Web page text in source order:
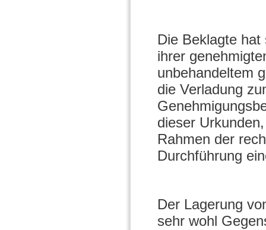
Die Beklagte
ihrer
unbehandeltem
die Verladung
dieser
Rahmen der
Durchführung
Der Lagerung
sehr wohl